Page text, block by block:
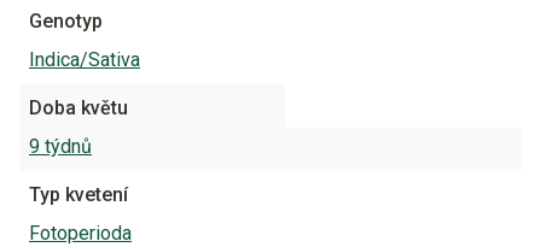
Genotyp
Indica/Sativa
Doba květu
9 týdnů
Typ kvetení
Fotoperioda